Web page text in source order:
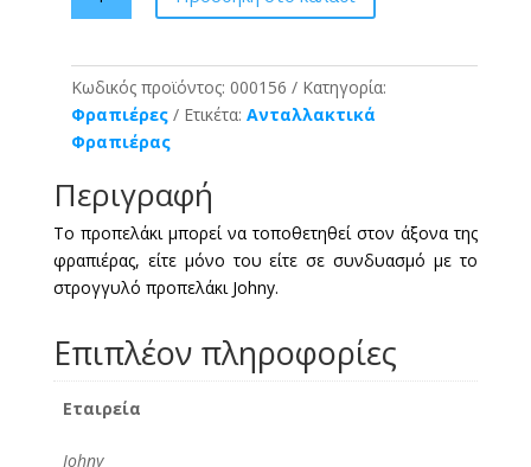
ποσότητα
Κωδικός προϊόντος: 000156
Κατηγορία:
Φραπιέρες
Ετικέτα: Ανταλλακτικά
Φραπιέρας
Περιγραφή
Το προπελάκι μπορεί να τοποθετηθεί στον άξονα της
φραπιέρας, είτε μόνο του είτε σε συνδυασμό με το
στρογγυλό προπελάκι Johny.
Επιπλέον πληροφορίες
Εταιρεία
Johny